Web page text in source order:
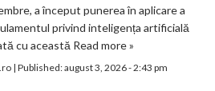
a început punerea în aplicare a
privind inteligența artificială
cu această Read more »
| Published:august 3, 2026 - 2:43 pm